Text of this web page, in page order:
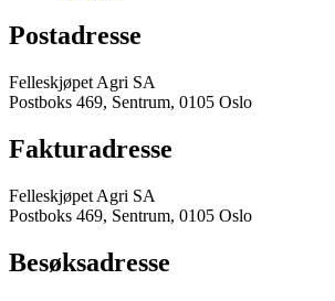
Postadresse
Felleskjøpet Agri SA
Postboks 469, Sentrum, 0105 Oslo
Fakturadresse
Felleskjøpet Agri SA
Postboks 469, Sentrum, 0105 Oslo
Besøksadresse